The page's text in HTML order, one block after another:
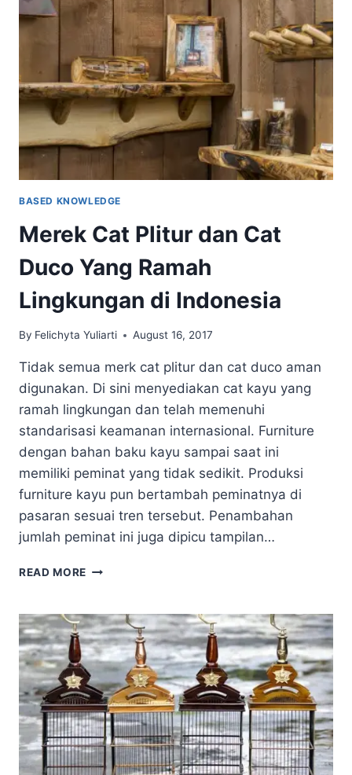
YANG
PAS
FINISHING
KUSEN
KAYU
BASED KNOWLEDGE
Merek Cat Plitur dan Cat
Duco Yang Ramah
Lingkungan di Indonesia
By Felichyta Yuliarti August 16, 2017
Tidak semua merk cat plitur dan cat duco aman
digunakan. Di sini menyediakan cat kayu yang
ramah lingkungan dan telah memenuhi
standarisasi keamanan internasional. Furniture
dengan bahan baku kayu sampai saat ini
memiliki peminat yang tidak sedikit. Produksi
furniture kayu pun bertambah peminatnya di
pasaran sesuai tren tersebut. Penambahan
jumlah peminat ini juga dipicu tampilan…
READ MORE MEREK
DAN
CAT
DUCO
YANG
RAMAH
LINGKUNGAN
DI
INDONESIA